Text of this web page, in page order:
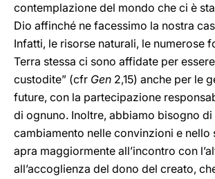
contemplazione del mondo che ci è
Dio affinché ne facessimo la nostra
Infatti, le risorse naturali, le numerose
Terra stessa ci sono affidate per
custodite” (cfr Gen 2,15) anche per le
future, con la partecipazione
di ognuno. Inoltre, abbiamo bisogno di
cambiamento nelle convinzioni e nello
apra maggiormente all’incontro con
all’accoglienza del dono del creato,